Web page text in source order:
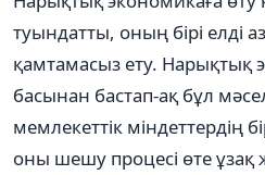
туындатты, оның бірі елді
қамтамасыз ету. Нарықтық
басынан бастап-ақ бұл
мемлекеттік міндеттердің
оны шешу процесі өте